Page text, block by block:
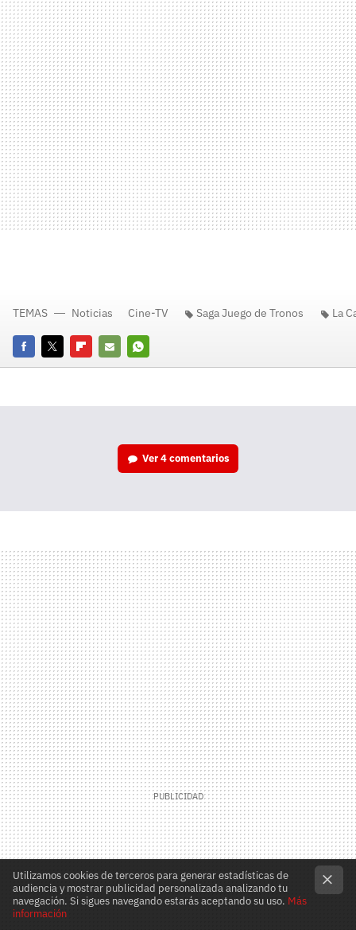
FacebookTwitterFlipboard
E-
Whatsapp
TEMAS Noticias Cine-TV Saga Juego de Tronos La
Ver4 comentarios
Utilizamos cookies de terceros para generar estadísticas de
audiencia y mostrar publicidad personalizada analizando tu
navegación. Si sigues navegando estarás aceptando su uso. Más
información